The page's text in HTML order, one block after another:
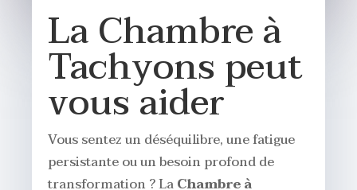
La Chambre à
Tachyons peut
vous aider
Vous sentez un déséquilibre, une fatigue
persistante ou un besoin profond de
transformation ? LaChambre à